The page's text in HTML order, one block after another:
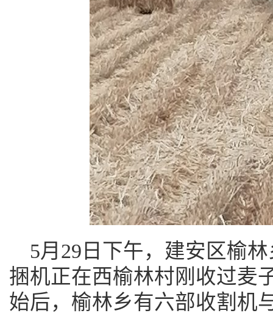
5月29日下午，建安区榆
捆机正在西榆林村刚收过麦
始后，榆林乡有六部收割机